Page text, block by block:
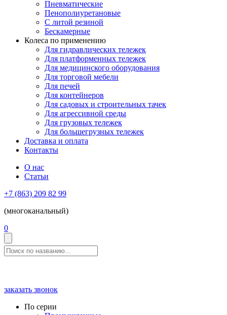
Пневматические
Пенополиуретановые
С литой резиной
Бескамерные
Колеса по применению
Для гидравлических тележек
Для платформенных тележек
Для медицинского оборудования
Для торговой мебели
Для печей
Для контейнеров
Для садовых и строительных тачек
Для агрессивной среды
Для грузовых тележек
Для большегрузных тележек
Доставка и оплата
Контакты
О нас
Статьи
+7 (863) 209 82 99
(многоканальный)
0
заказать звонок
По серии